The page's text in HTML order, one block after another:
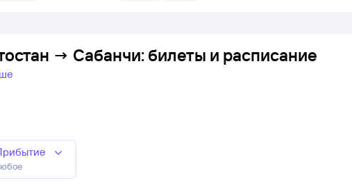
→ Сабанчи: билеты и расписание